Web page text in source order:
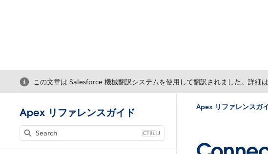
この文章は Salesforce 機械翻訳システムを使用して翻訳されました。詳細は
Apex リファレンスガイド
J
Apex リファレンスガ